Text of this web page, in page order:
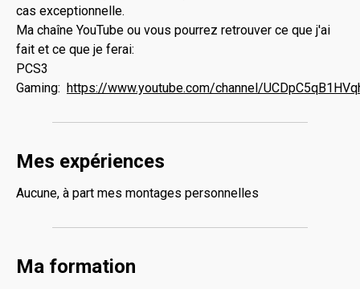
cas exceptionnelle.
Ma chaîne YouTube ou vous pourrez retrouver ce que j'ai
fait et ce que je ferai:
PCS3
Gaming: https://www.youtube.com/channel/
Mes expériences
Aucune, à part mes montages personnelles
Ma formation